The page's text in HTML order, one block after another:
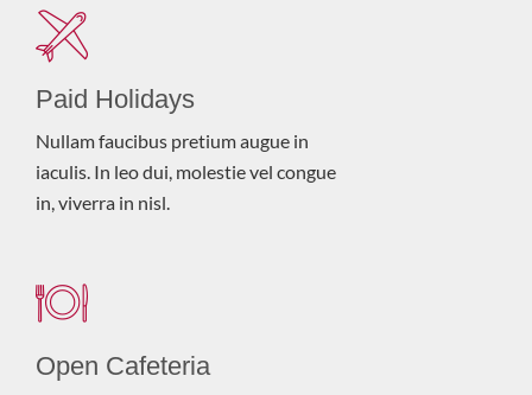
Paid Holidays
Nullam faucibus pretium augue in
iaculis. In leo dui, molestie vel congue
in, viverra in nisl.
Open Cafeteria